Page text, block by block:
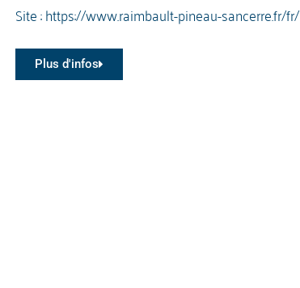
Site :https://www.raimbault-pineau-sancerre.fr/fr/
Plus d'infos